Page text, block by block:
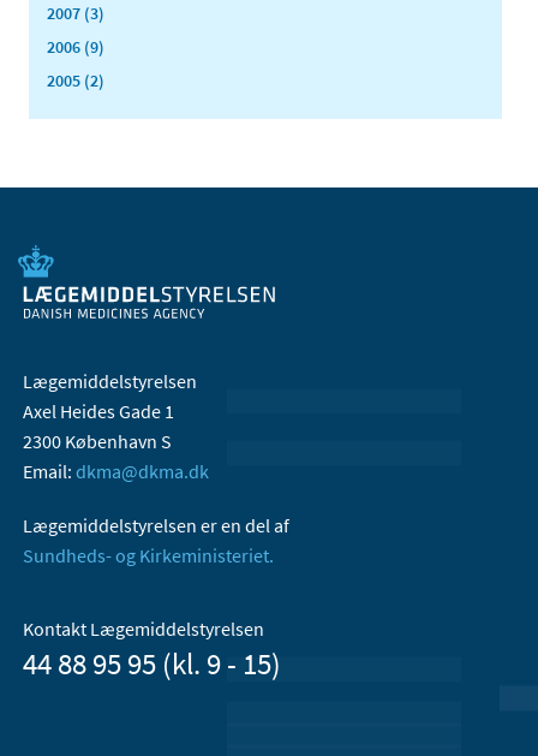
2007 (3)
2006 (9)
2005 (2)
Lægemiddelstyrelsen
Axel Heides Gade 1
2300 København S
Email: dkma@dkma.dk
Lægemiddelstyrelsen er en del af
Sundheds- og Kirkeministeriet.
Kontakt Lægemiddelstyrelsen
44 88 95 95 (kl. 9 - 15)